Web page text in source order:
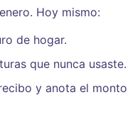
Hoy mismo:
de hogar.
que nunca usaste.
y anota el monto